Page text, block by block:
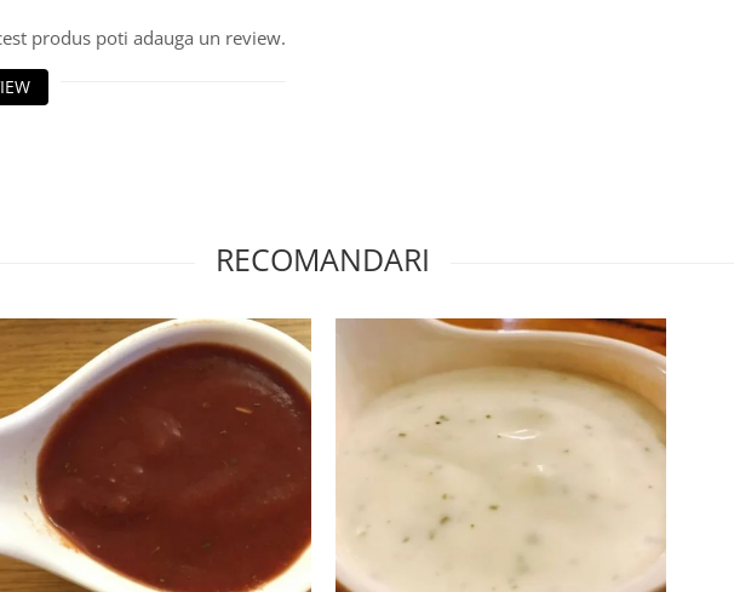
produs poti adauga un review.
RECOMANDARI